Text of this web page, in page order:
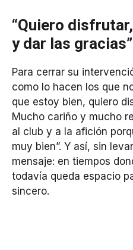
“Quiero
y dar las gracias”
Para cerrar su
como lo hacen los que
que estoy bien, quiero
Mucho cariño y mucho
al club y a la afición
muy bien”. Y así, sin
mensaje: en tiempos
todavía queda espacio
sincero.